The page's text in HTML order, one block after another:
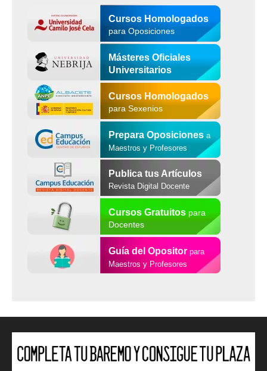
Cursos Homologados
para Oposiciones
Másteres Oficiales
Universitarios
Cursos Homologados
para Sexenios
Prepara Oposiciones a
Maestros y Profesores
Publica tus Artículos
Revista Digital Docente
Cursos Gratuitospara
Docentes
Guía del Opositor para
Maestros y Profesores